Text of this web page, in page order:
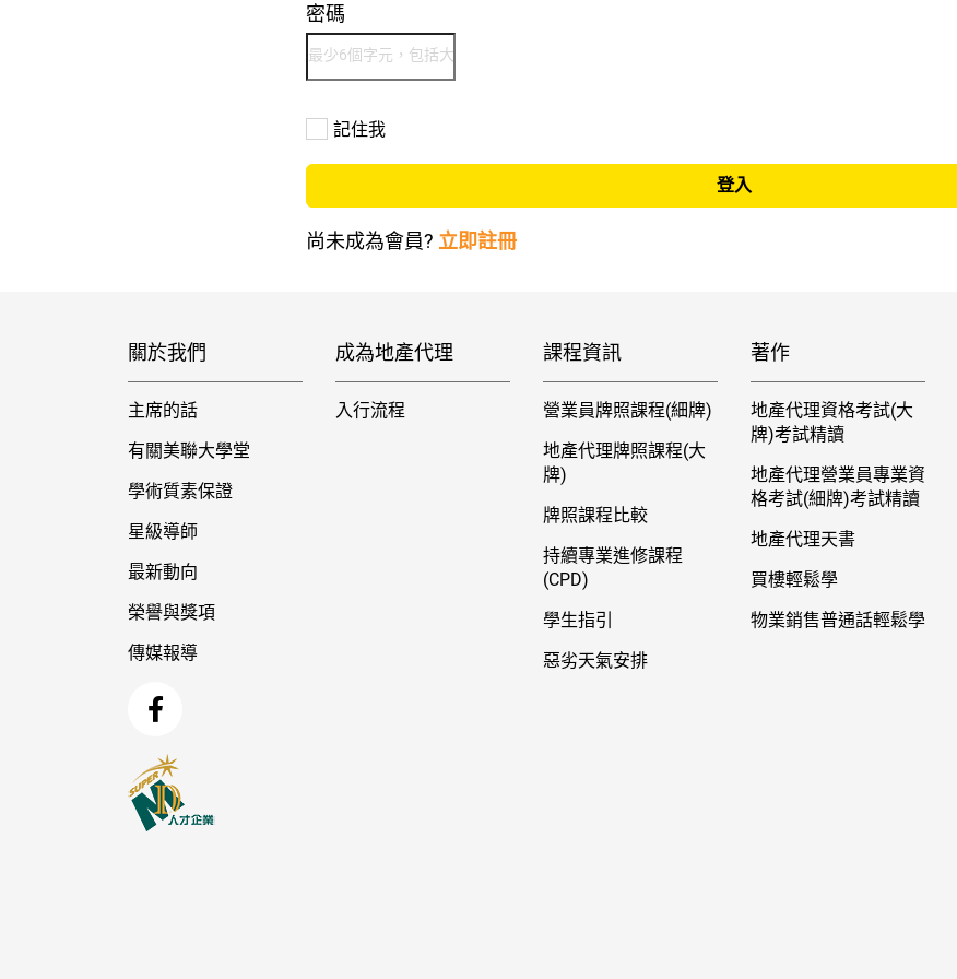
密碼
記住我
尚未成為會員? 立即註冊
關於我們
主席的話
有關美聯大學堂
學術質素保證
星級導師
最新動向
榮譽與獎項
傳媒報導
成為地產代理
入行流程
課程資訊
營業員牌照課程(細牌)
地產代理牌照課程(大
牌)
牌照課程比較
持續專業進修課程
(CPD)
學生指引
惡劣天氣安排
著作
地產代理資格考試(大
牌)考試精讀
地產代理營業員專業資
格考試(細牌)考試精讀
地產代理天書
買樓輕鬆學
物業銷售普通話輕鬆學